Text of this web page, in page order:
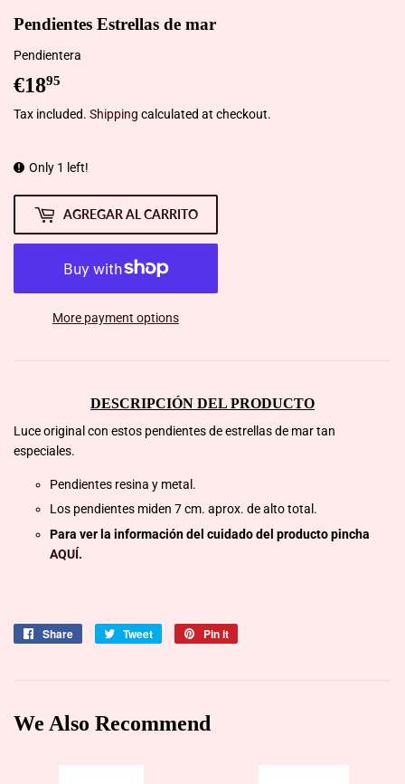
Pendientes Estrellas de mar
Pendientera
€1895
Tax included. Shipping calculated at checkout.
Only 1 left!
AGREGAR AL CARRITO
More payment options
DESCRIPCIÓN DEL PRODUCTO
Luce original con estos pendientes de estrellas de mar tan
especiales.
Pendientes resina y metal.
Los pendientes miden 7 cm. aprox. de alto total.
Para ver la información del cuidado del producto pincha
AQUÍ.
Share
Share
Tweet
Tweet
Pin it
We Also Recommend